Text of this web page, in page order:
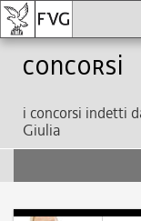
Concorsi
i concorsi indetti
Giulia